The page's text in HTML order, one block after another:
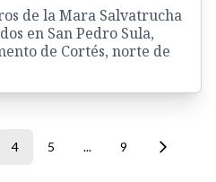
de la Mara Salvatrucha
en San Pedro Sula,
de Cortés, norte de
4 5 ... 9